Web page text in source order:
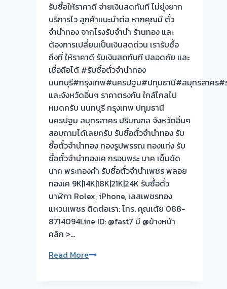
ทันที
ไม่
ต้อง
รอ
จบไว
📌
รับซื้อให้ราคาดี จ่ายเงินสดทันที ไม่ยุ่งยาก
บริการไว ลูกค้าแนะนำต่อ หากคุณมี ตั๋ว
จำนำทอง จากโรงรับจำนำ ร้านทอง และ
ต้องการเปลี่ยนเป็นเงินสดด่วน เรารับซื้อ
ถึงที่ ให้ราคาดี รับเงินสดทันที ปลอดภัย และ
เชื่อถือได้ #รับซื้อตั๋วจำนำทอง
นนทบุรี#กรุงเทพ#นครปฐม#ปทุมธานี#สมุทรสาคร#
และจังหวัดอิ่นๆ ราคาตรงกัน ใกล้ไกลไป
หมดครับ นนทบุรี กรุงเทพ ปทุมธานี
นครปฐม สมุทรสาคร ปริมณฑล จังหวัดอิ่นๆ
สอบถามได้เลยครับ รับซื้อตั๋วจำนำทอง รับ
ซื้อตั๋วจำนำทอง ทองรูปพรรณ ทองแท่ง รับ
ซื้อตั๋วจำนำทองเค กรอบพระ นาค เข็มขัด
นาค พระทองคำ รับซื้อตั๋วจำนำเพชร พลอย
ทองเค 9K|14K|18K|21K|24K รับซื้อตั๋ว
นาฬิกา Rolex, iPhone, เลสเพชรทอง
แหวนเพชร ติดต่อเรา: โทร. คุณเต้ย 088-
8714094Line ID: @fast7 มี @ข้างหน้า
คลิก >…
Read Moreรับ